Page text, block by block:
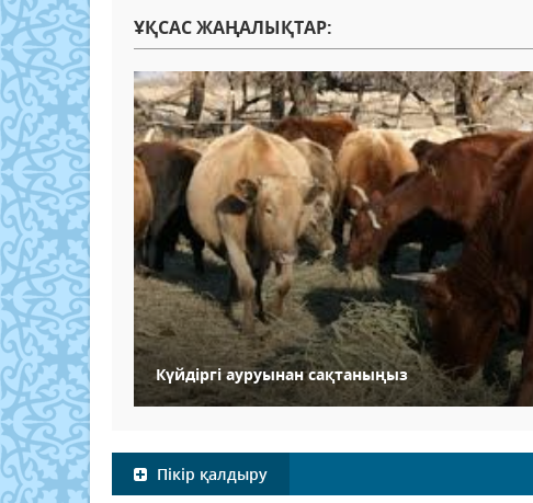
ҰҚСАС ЖАҢАЛЫҚТАР:
Күйдіргі ауруынан сақтаныңыз
Пікір қалдыру